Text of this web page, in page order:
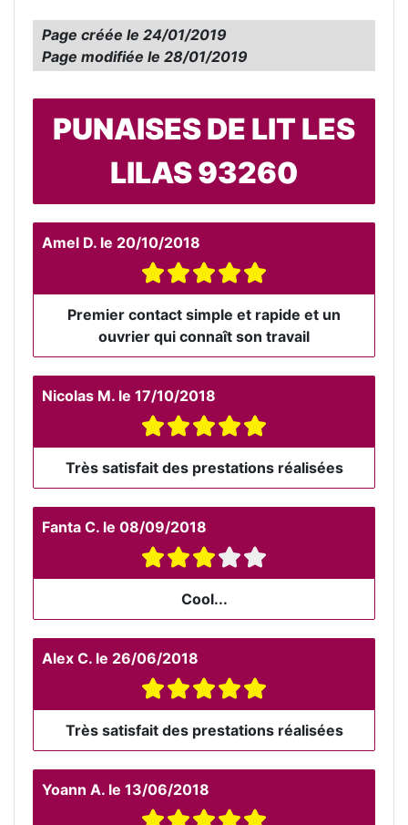
Page créée le 24/01/2019
Page modifiée le 28/01/2019
PUNAISES DE LIT LES
LILAS 93260
Amel D. le 20/10/2018
Premier contact simple et rapide et un
ouvrier qui connaît son travail
Nicolas M. le 17/10/2018
Très satisfait des prestations réalisées
Fanta C. le 08/09/2018
Cool...
Alex C. le 26/06/2018
Très satisfait des prestations réalisées
Yoann A. le 13/06/2018